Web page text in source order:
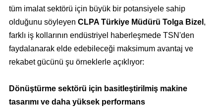
tüm imalat sektörü için büyük bir potansiyele sahip
olduğunu söyleyen CLPA Türkiye Müdürü Tolga Bizel ,
farklı iş kollarının endüstriyel haberleşmede TSN'den
faydalanarak elde edebileceği maksimum avantaj ve
rekabet gücünü şu örneklerle açıklıyor:
Dönüştürme sektörü için basitleştirilmiş makine
tasarımı ve daha yüksek performans